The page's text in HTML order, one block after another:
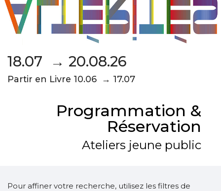
18.07 → 20.08.26
Partir en Livre 10.06 → 17.07
Programmation &
Réservation
Ateliers jeune public
Pour affiner votre recherche, utilisez les filtres de